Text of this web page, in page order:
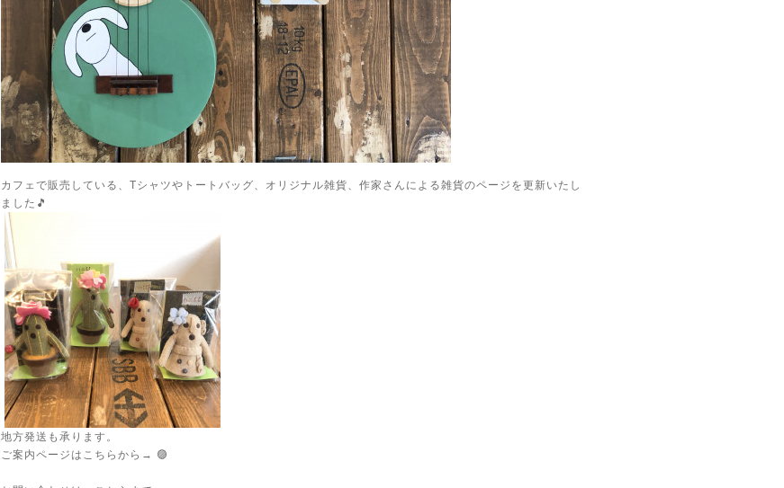
カフェで販売している、Tシャツやトートバッグ、オリジナル雑貨、作家さんによる雑貨のページを更新いたし
ました🎵
地方発送も承ります。
ご案内ページはこちらから→ 🟣